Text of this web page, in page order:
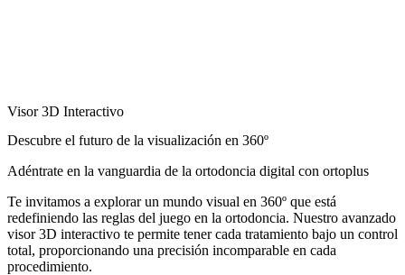
Visor 3D Interactivo
Descubre el futuro de la visualización en 360º
Adéntrate en la vanguardia de la ortodoncia digital con ortoplus
Te invitamos a explorar un mundo visual en 360º que está
redefiniendo las reglas del juego en la ortodoncia. Nuestro avanzado
visor 3D interactivo te permite tener cada tratamiento bajo un control
total, proporcionando una precisión incomparable en cada
procedimiento.